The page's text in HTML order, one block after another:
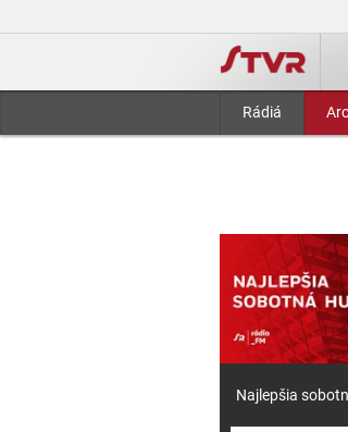
Rádiá
Najlepšia